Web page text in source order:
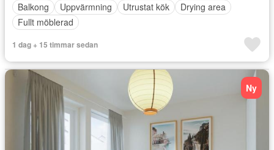
Balkong
Uppvärmning Utrustat kök
Drying area
Fullt möblerad
1 dag + 15 timmar sedan
Ny